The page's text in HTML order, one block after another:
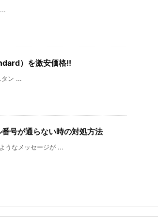
）を激安価格!!
ン ...
号が通らない時の対処方法
うなメッセージが ...